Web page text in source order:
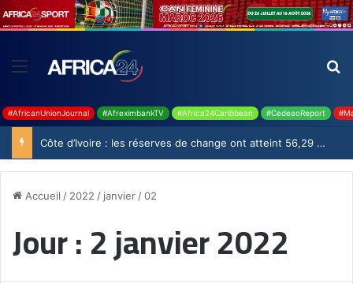
#AfricanUnionJournal #AfreximbankTV #Africa24Caribbean #CedeaoReport
Côte d’Ivoire : les réserves de change ont atteint 56,29 milliards USD en juillet
Accueil / 2022 / janvier /02
Jour :2 janvier 2022